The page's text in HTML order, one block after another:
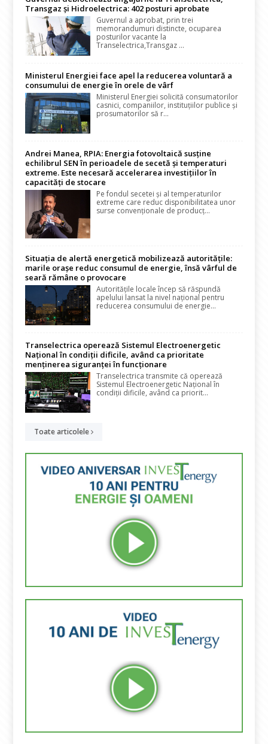
Transgaz și Hidroelectrica: 402 posturi aprobate
Guvernul a aprobat, prin trei
memorandumuri distincte, ocuparea
posturilor vacante la
Transelectrica,Transgaz ...
Ministerul Energiei face apel la reducerea voluntară a
consumului de energie în orele de vârf
Ministerul Energiei solicită consumatorilor
casnici, companiilor, instituțiilor publice și
prosumatorilor să r...
Andrei Manea, RPIA: Energia fotovoltaică susține
echilibrul SEN în perioadele de secetă și temperaturi
extreme. Este necesară accelerarea investițiilor în
capacități de stocare
Pe fondul secetei și al temperaturilor
extreme care reduc disponibilitatea unor
surse convenționale de producț...
Situația de alertă energetică mobilizează autoritățile:
marile orașe reduc consumul de energie, însă vârful de
seară rămâne o provocare
Autoritățile locale încep să răspundă
apelului lansat la nivel național pentru
reducerea consumului de energie...
Transelectrica operează Sistemul Electroenergetic
Național în condiții dificile, având ca prioritate
menținerea siguranței în funcționare
Transelectrica transmite că operează
Sistemul Electroenergetic Național în
condiții dificile, având ca priorit...
Toate articolele